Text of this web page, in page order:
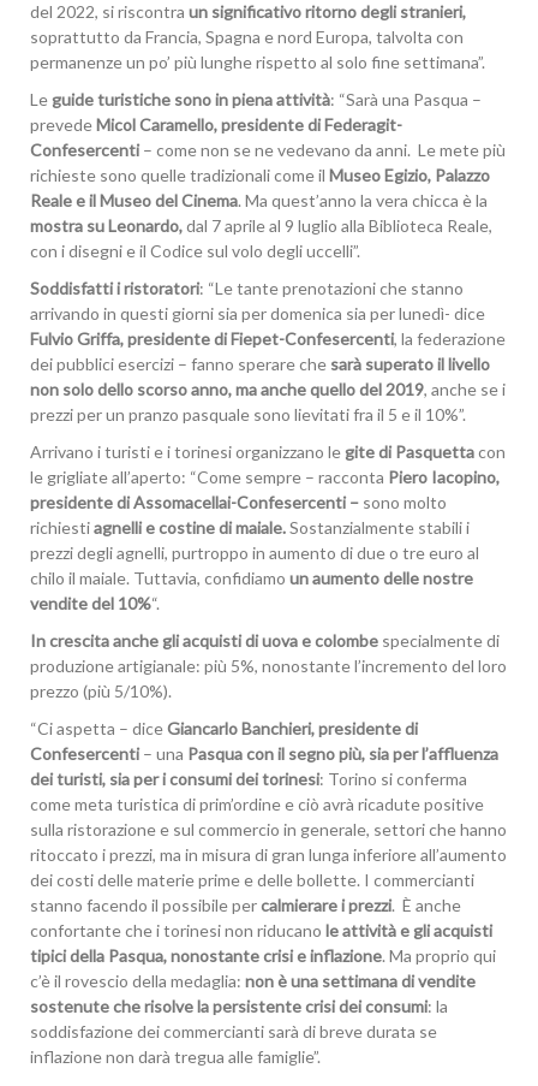
del 2022, si riscontra un significativo ritorno degli stranieri,
soprattutto da Francia, Spagna e nord Europa, talvolta con
permanenze un po’ più lunghe rispetto al solo fine settimana”.
Leguide turistiche sono in piena attività: “Sarà una Pasqua –
prevedeMicol Caramello, presidente di Federagit-
Confesercenti– come non se ne vedevano da anni. Le mete più
richieste sono quelle tradizionali come il Museo Egizio, Palazzo
Reale e il Museo del Cinema. Ma quest’anno la vera chicca è la
mostra su Leonardo,dal 7 aprile al 9 luglio alla Biblioteca Reale,
con i disegni e il Codice sul volo degli uccelli”.
Soddisfatti i ristoratori: “Le tante prenotazioni che stanno
arrivando in questi giorni sia per domenica sia per lunedì- dice
Fulvio Griffa, presidente di Fiepet-Confesercenti, la federazione
dei pubblici esercizi – fanno sperare che sarà superato il livello
non solo dello scorso anno, ma anche quello del 2019, anche se i
prezzi per un pranzo pasquale sono lievitati fra il 5 e il 10%”.
Arrivano i turisti e i torinesi organizzano legite di Pasquettacon
le grigliate all’aperto: “Come sempre – racconta Piero Iacopino,
presidente di Assomacellai-Confesercenti – sono molto
richiestiagnelli e costine di maiale.Sostanzialmente stabili i
prezzi degli agnelli, purtroppo in aumento di due o tre euro al
chilo il maiale. Tuttavia, confidiamo un aumento delle nostre
vendite del 10%“.
In crescita anche gli acquisti di uova e colombe specialmente di
produzione artigianale: più 5%, nonostante l’incremento del loro
prezzo (più 5/10%).
“Ci aspetta – diceGiancarlo Banchieri, presidente di
Confesercenti– una Pasqua con il segno più, sia per l’affluenza
dei turisti, sia per i consumi dei torinesi: Torino si conferma
come meta turistica di prim’ordine e ciò avrà ricadute positive
sulla ristorazione e sul commercio in generale, settori che hanno
ritoccato i prezzi, ma in misura di gran lunga inferiore all’aumento
dei costi delle materie prime e delle bollette. I commercianti
stanno facendo il possibile percalmierare i prezzi. È anche
confortante che i torinesi non riducano le attività e gli acquisti
tipici della Pasqua, nonostante crisi e inflazione. Ma proprio qui
c’è il rovescio della medaglia: non è una settimana di vendite
sostenute che risolve la persistente crisi dei consumi: la
soddisfazione dei commercianti sarà di breve durata se
inflazione non darà tregua alle famiglie”.